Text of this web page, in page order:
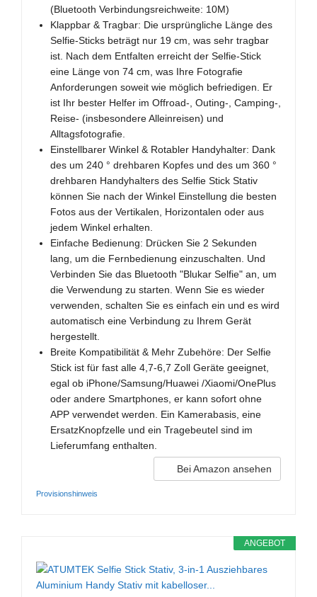
(Bluetooth Verbindungsreichweite: 10M)
Klappbar & Tragbar: Die ursprüngliche Länge des
Selfie-Sticks beträgt nur 19 cm, was sehr tragbar
ist. Nach dem Entfalten erreicht der Selfie-Stick
eine Länge von 74 cm, was Ihre Fotografie
Anforderungen soweit wie möglich befriedigen. Er
ist Ihr bester Helfer im Offroad-, Outing-, Camping-,
Reise- (insbesondere Alleinreisen) und
Alltagsfotografie.
Einstellbarer Winkel & Rotabler Handyhalter: Dank
des um 240 ° drehbaren Kopfes und des um 360 °
drehbaren Handyhalters des Selfie Stick Stativ
können Sie nach der Winkel Einstellung die besten
Fotos aus der Vertikalen, Horizontalen oder aus
jedem Winkel erhalten.
Einfache Bedienung: Drücken Sie 2 Sekunden
lang, um die Fernbedienung einzuschalten. Und
Verbinden Sie das Bluetooth "Blukar Selfie" an, um
die Verwendung zu starten. Wenn Sie es wieder
verwenden, schalten Sie es einfach ein und es wird
automatisch eine Verbindung zu Ihrem Gerät
hergestellt.
Breite Kompatibilität & Mehr Zubehöre: Der Selfie
Stick ist für fast alle 4,7-6,7 Zoll Geräte geeignet,
egal ob iPhone/Samsung/Huawei /Xiaomi/OnePlus
oder andere Smartphones, er kann sofort ohne
APP verwendet werden. Ein Kamerabasis, eine
ErsatzKnopfzelle und ein Tragebeutel sind im
Lieferumfang enthalten.
Bei Amazon ansehen
Provisionshinweis
ANGEBOT